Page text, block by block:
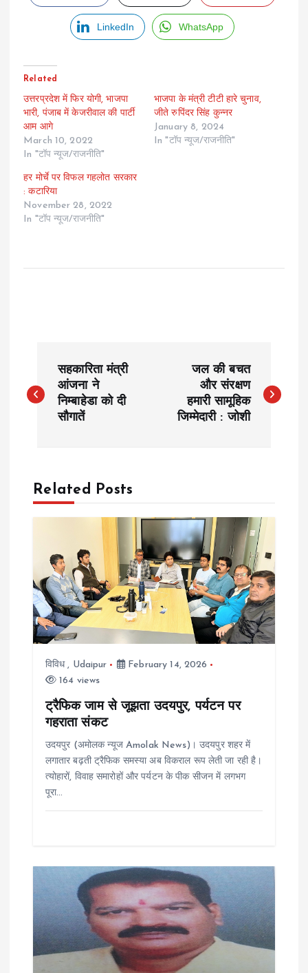
LinkedIn WhatsApp
Related
उत्तरप्रदेश में फिर योगी, भाजपा
भारी, पंजाब में केजरीवाल की पार्टी
आम आगे
March 10, 2022
In "टॉप न्यूज/राजनीति"
भाजपा के मंत्री टीटी हारे चुनाव,
जीते रुपिंदर सिंह कुन्नर
January 8, 2024
In "टॉप न्यूज/राजनीति"
हर मोर्चे पर विफल गहलोत सरकार
: कटारिया
November 28, 2022
In "टॉप न्यूज/राजनीति"
o
n
a
g
सहकारिता मंत्री
आंजना ने
निम्बाहेडा को दी
सौगातें
जल की बचत
और संरक्षण
हमारी सामूहिक
जिम्मेदारी : जोशी
Related Posts
विविध, Udaipur
February 14, 2026
164 views
ट्रैफिक जाम से जूझता उदयपुर, पर्यटन पर
गहराता संकट
उदयपुर (अमोलक न्यूज Amolak News)। उदयपुर शहर में
लगातार बढ़ती ट्रैफिक समस्या अब विकराल रूप लेती जा रही है।
त्योहारों, विवाह समारोहों और पर्यटन के पीक सीजन में लगभग
पूरा…